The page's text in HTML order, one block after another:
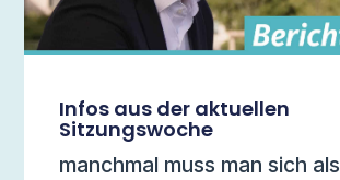
Infos aus der aktuellen
Sitzungswoche
manchmal muss man sich als